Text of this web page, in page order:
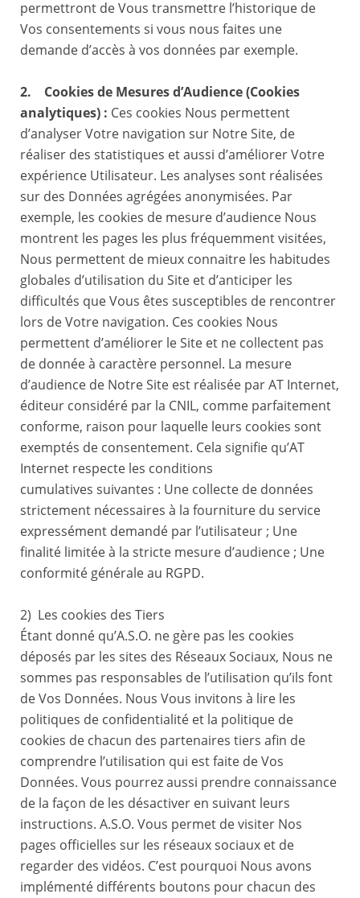
permettront de Vous transmettre l’historique de
Vos consentements si vous nous faites une
demande d’accès à vos données par exemple.
2. Cookies de Mesures d’Audience (Cookies
analytiques) : Ces cookies Nous permettent
d’analyser Votre navigation sur Notre Site, de
réaliser des statistiques et aussi d’améliorer Votre
expérience Utilisateur. Les analyses sont réalisées
sur des Données agrégées anonymisées. Par
exemple, les cookies de mesure d’audience Nous
montrent les pages les plus fréquemment visitées,
Nous permettent de mieux connaitre les habitudes
globales d’utilisation du Site et d’anticiper les
difficultés que Vous êtes susceptibles de rencontrer
lors de Votre navigation. Ces cookies Nous
permettent d’améliorer le Site et ne collectent pas
de donnée à caractère personnel. La mesure
d’audience de Notre Site est réalisée par AT Internet,
éditeur considéré par la CNIL, comme parfaitement
conforme, raison pour laquelle leurs cookies sont
exemptés de consentement. Cela signifie qu’AT
Internet respecte les conditions
cumulatives suivantes : Une collecte de données
strictement nécessaires à la fourniture du service
expressément demandé par l’utilisateur ; Une
finalité limitée à la stricte mesure d’audience ; Une
conformité générale au RGPD.
2) Les cookies des Tiers
Étant donné qu’A.S.O. ne gère pas les cookies
déposés par les sites des Réseaux Sociaux, Nous ne
sommes pas responsables de l’utilisation qu’ils font
de Vos Données. Nous Vous invitons à lire les
politiques de confidentialité et la politique de
cookies de chacun des partenaires tiers afin de
comprendre l’utilisation qui est faite de Vos
Données. Vous pourrez aussi prendre connaissance
de la façon de les désactiver en suivant leurs
instructions. A.S.O. Vous permet de visiter Nos
pages officielles sur les réseaux sociaux et de
regarder des vidéos. C’est pourquoi Nous avons
implémenté différents boutons pour chacun des